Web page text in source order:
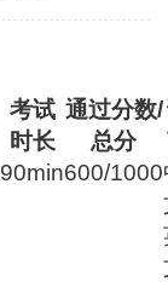
考试
时长
通过分数/
总分
90min600/1000